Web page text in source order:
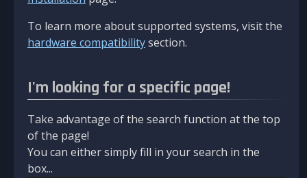
To learn more about supported systems, visit the
hardware compatibilitysection.
I'm looking for a specific page!
Take advantage of the search function at the top
of the page!
You can either simply fill in your search in the
box...